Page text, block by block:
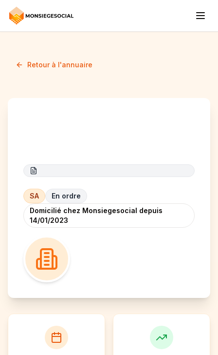
Retour à l'annuaire
SA
En ordre
Domicilié chez Monsiegesocial depuis
14/01/2023